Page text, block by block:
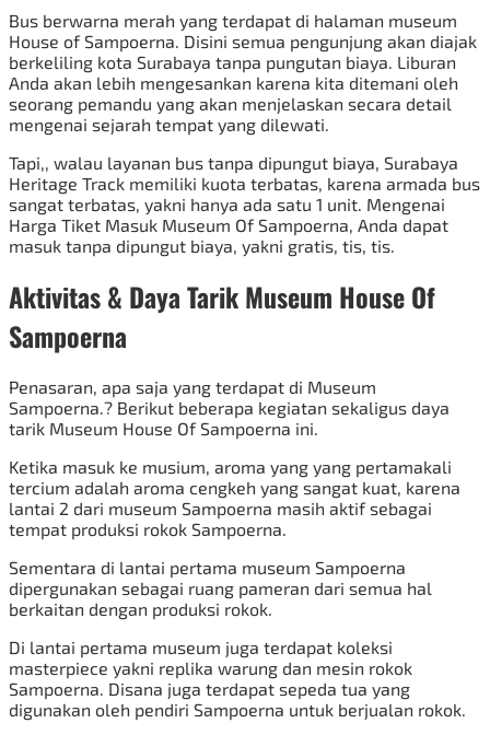
Bus berwarna merah yang terdapat di halaman museum
House of Sampoerna. Disini semua pengunjung akan diajak
berkeliling kota Surabaya tanpa pungutan biaya. Liburan
Anda akan lebih mengesankan karena kita ditemani oleh
seorang pemandu yang akan menjelaskan secara detail
mengenai sejarah tempat yang dilewati.
Tapi,, walau layanan bus tanpa dipungut biaya, Surabaya
Heritage Track memiliki kuota terbatas, karena armada bus
sangat terbatas, yakni hanya ada satu 1 unit. Mengenai
Harga Tiket Masuk Museum Of Sampoerna, Anda dapat
masuk tanpa dipungut biaya, yakni gratis, tis, tis.
Aktivitas & Daya Tarik Museum House Of
Sampoerna
Penasaran, apa saja yang terdapat di Museum
Sampoerna.? Berikut beberapa kegiatan sekaligus daya
tarik Museum House Of Sampoerna ini.
Ketika masuk ke musium, aroma yang yang pertamakali
tercium adalah aroma cengkeh yang sangat kuat, karena
lantai 2 dari museum Sampoerna masih aktif sebagai
tempat produksi rokok Sampoerna.
Sementara di lantai pertama museum Sampoerna
dipergunakan sebagai ruang pameran dari semua hal
berkaitan dengan produksi rokok.
Di lantai pertama museum juga terdapat koleksi
masterpiece yakni replika warung dan mesin rokok
Sampoerna. Disana juga terdapat sepeda tua yang
digunakan oleh pendiri Sampoerna untuk berjualan rokok.